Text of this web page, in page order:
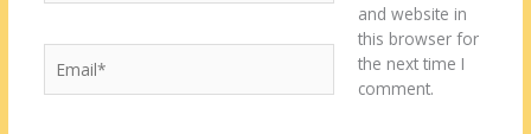
and website in
this browser for
the next time I
comment.